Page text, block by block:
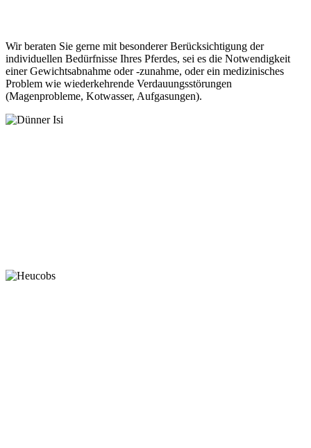
Wir beraten Sie gerne mit besonderer Berücksichtigung der
individuellen Bedürfnisse Ihres Pferdes, sei es die Notwendigkeit
einer Gewichtsabnahme oder -zunahme, oder ein medizinisches
Problem wie wiederkehrende Verdauungsstörungen
(Magenprobleme, Kotwasser, Aufgasungen).